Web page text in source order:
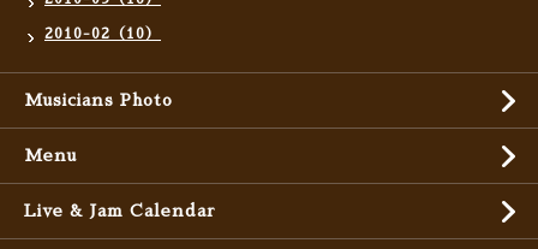
2010-02（10）
Musicians Photo
Menu
Live & Jam Calendar